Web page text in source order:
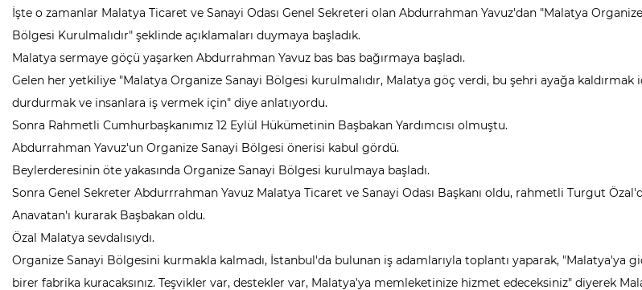
İşte o zamanlar Malatya Ticaret ve Sanayi Odası Genel Sekreteri olan Abdurrahman Yavuz'dan "Malatya
Bölgesi Kurulmalıdır" şeklinde açıklamaları duymaya başladık.
Malatya sermaye göçü yaşarken Abdurrahman Yavuz bas bas bağırmaya başladı.
Gelen her yetkiliye "Malatya Organize Sanayi Bölgesi kurulmalıdır, Malatya göç verdi, bu şehri ayağa kaldırmak
durdurmak ve insanlara iş vermek için" diye anlatıyordu.
Sonra Rahmetli Cumhurbaşkanımız 12 Eylül Hükümetinin Başbakan Yardımcısı olmuştu.
Abdurrahman Yavuz'un Organize Sanayi Bölgesi önerisi kabul gördü.
Beylerderesinin öte yakasında Organize Sanayi Bölgesi kurulmaya başladı.
Sonra Genel Sekreter Abdurrrahman Yavuz Malatya Ticaret ve Sanayi Odası Başkanı oldu, rahmetli Turgut
Anavatan'ı kurarak Başbakan oldu.
Özal Malatya sevdalısıydı.
Organize Sanayi Bölgesini kurmakla kalmadı, İstanbul'da bulunan iş adamlarıyla toplantı yaparak, "Malatya'ya
birer fabrika kuracaksınız. Teşvikler var, destekler var, Malatya'ya memleketinize hizmet edeceksiniz" diyerek